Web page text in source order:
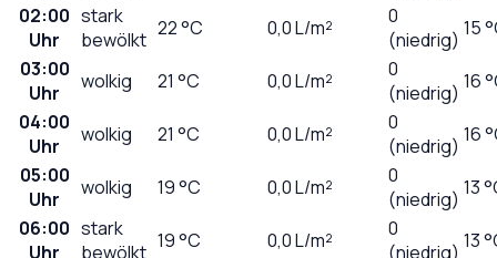
02:00
Uhr
stark
bewölkt 22°C 0,0L/m²
0
(niedrig) 15
03:00
Uhr
wolkig 21 °C 0,0L/m²
0
(niedrig) 16
04:00
Uhr
wolkig 21 °C 0,0L/m²
0
(niedrig) 16
05:00
Uhr
wolkig 19°C 0,0L/m²
0
(niedrig) 13
06:00
Uhr
stark
bewölkt 19°C 0,0L/m²
0
(niedrig) 13